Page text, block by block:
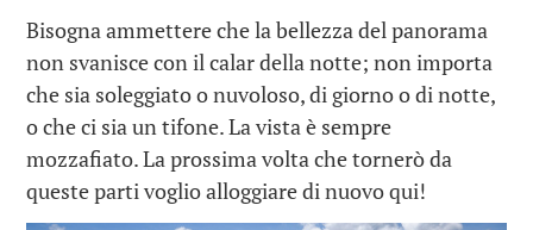
Bisogna ammettere che la bellezza del panorama
non svanisce con il calar della notte; non importa
che sia soleggiato o nuvoloso, di giorno o di notte,
o che ci sia un tifone. La vista è sempre
mozzafiato. La prossima volta che tornerò da
queste parti voglio alloggiare di nuovo qui!